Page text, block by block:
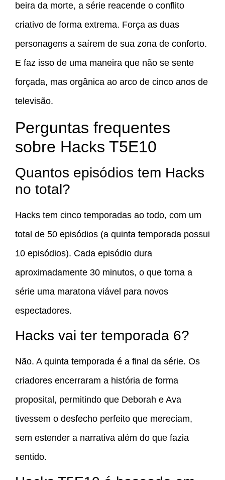
beira da morte, a série reacende o conflito
criativo de forma extrema. Força as duas
personagens a saírem de sua zona de conforto.
E faz isso de uma maneira que não se sente
forçada, mas orgânica ao arco de cinco anos de
televisão.
Perguntas frequentes
sobre Hacks T5E10
Quantos episódios tem Hacks
no total?
Hacks tem cinco temporadas ao todo, com um
total de 50 episódios (a quinta temporada possui
10 episódios). Cada episódio dura
aproximadamente 30 minutos, o que torna a
série uma maratona viável para novos
espectadores.
Hacks vai ter temporada 6?
Não. A quinta temporada é a final da série. Os
criadores encerraram a história de forma
proposital, permitindo que Deborah e Ava
tivessem o desfecho perfeito que mereciam,
sem estender a narrativa além do que fazia
sentido.